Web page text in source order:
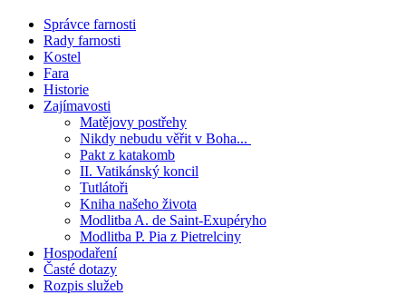
Správce farnosti
Rady farnosti
Kostel
Fara
Historie
Zajímavosti
Matějovy postřehy
Nikdy nebudu věřit v Boha...
Pakt z katakomb
II. Vatikánský koncil
Tutlátoři
Kniha našeho života
Modlitba A. de Saint-Exupéryho
Modlitba P. Pia z Pietrelciny
Hospodaření
Časté dotazy
Rozpis služeb